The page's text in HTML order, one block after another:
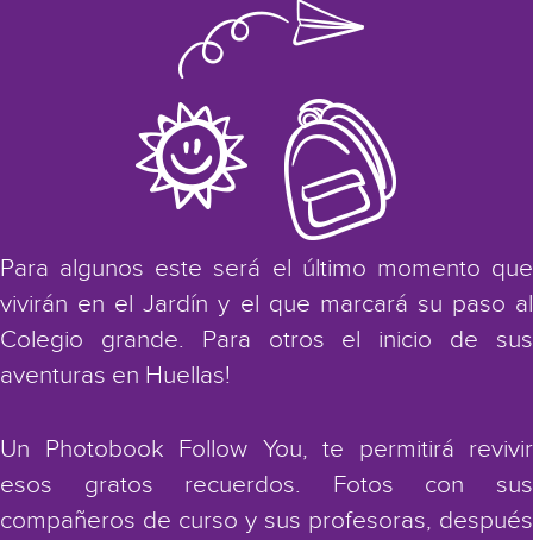
Para algunos este será el último momento que
vivirán en el Jardín y el que marcará su paso al
Colegio grande. Para otros el inicio de sus
aventuras en Huellas!
Un Photobook Follow You, te permitirá revivir
esos gratos recuerdos. Fotos con sus
compañeros de curso y sus profesoras, después